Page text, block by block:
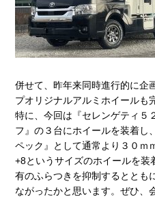
併せて、昨年来同時進行的に企
プオリジナルアルミホイールも
特に、今回は『セレンゲティ５
フ』の３台にホイールを装着し
ペック』として通常より３０ｍ
+8というサイズのホイールを
有のふらつきを抑制するととも
ながったかと思います。ぜひ、